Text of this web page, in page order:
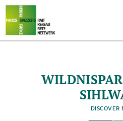
Navigating
the
Swiss
parks
Quick
navigation
To the main content
To the mobile navigation
To search
To the footer
To the sitemap
DISCOVER